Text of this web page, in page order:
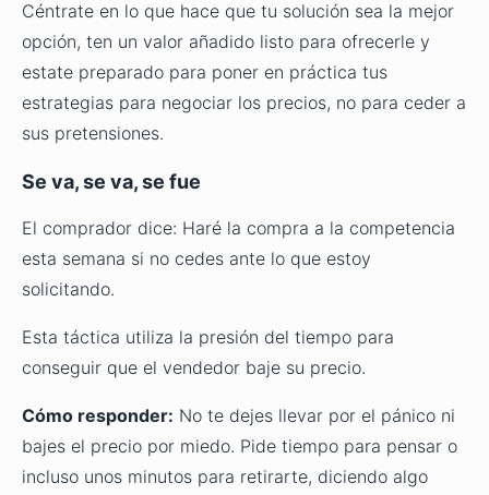
Céntrate en lo que hace que tu solución sea la mejor
opción, ten un valor añadido listo para ofrecerle y
estate preparado para poner en práctica tus
estrategias para negociar los precios, no para ceder a
sus pretensiones.
Se va, se va, se fue
El comprador dice: Haré la compra a la competencia
esta semana si no cedes ante lo que estoy
solicitando.
Esta táctica utiliza la presión del tiempo para
conseguir que el vendedor baje su precio.
Cómo responder: No te dejes llevar por el pánico ni
bajes el precio por miedo. Pide tiempo para pensar o
incluso unos minutos para retirarte, diciendo algo